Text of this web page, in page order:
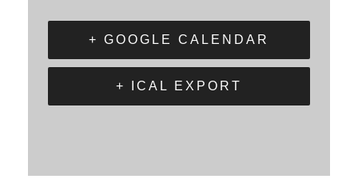
+ GOOGLE CALENDAR
+ ICAL EXPORT